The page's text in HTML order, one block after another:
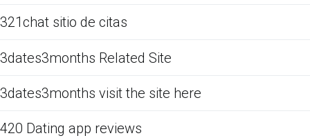
321chat sitio de citas
3dates3months Related Site
3dates3months visit the site here
420 Dating app reviews